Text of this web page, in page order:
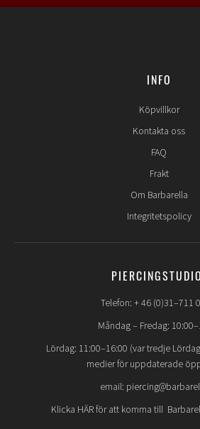
INFO
Köpvillkor
Kontakta oss
FAQ
Frakt
Om Barbarella
Integritetspolicy
Telefon: + 46 (0)31–711
Måndag – Fredag:
Lördag: 11:00–16:00 (var tredje
medier för uppdaterade
email:
Klicka HÄR för att komma till